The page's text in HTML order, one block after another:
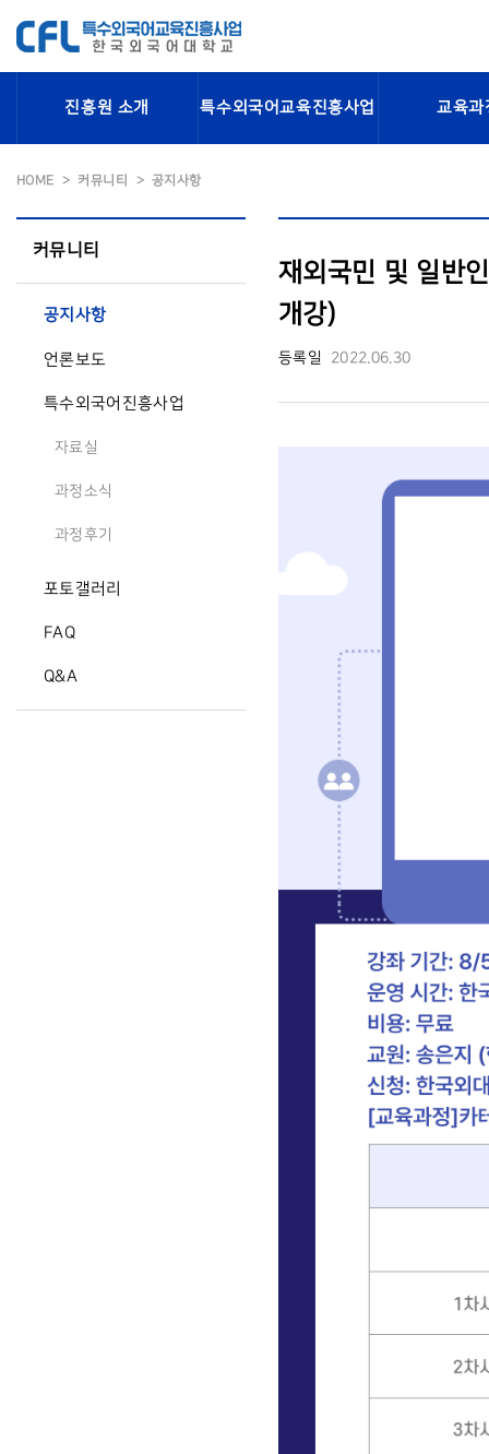
진흥원 소개 특수외국어교육진흥사업 교육과
HOME 커뮤니티 공지사항
커뮤니티
공지사항
언론보도
특수외국어진흥사업
자료실
과정소식
과정후기
포토갤러리
FAQ
Q&A
재외국민 및 일반
개강)
등록일 2022.06.30